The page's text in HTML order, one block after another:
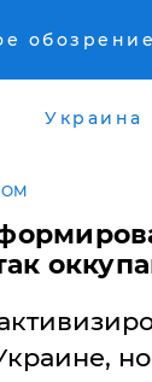
обозрение
Украина